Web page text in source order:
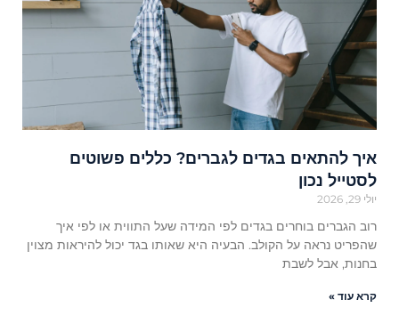
איך להתאים בגדים לגברים? כללים פשוטים
לסטייל נכון
יולי 29, 2026
רוב הגברים בוחרים בגדים לפי המידה שעל התווית או לפי איך
שהפריט נראה על הקולב. הבעיה היא שאותו בגד יכול להיראות מצוין
בחנות, אבל לשבת
קרא עוד »